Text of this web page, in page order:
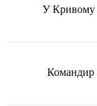
У Кривому
Командир